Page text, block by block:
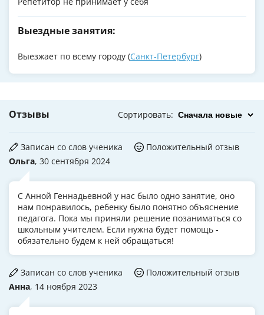
Выездные занятия:
Выезжает по всему городу (Санкт-Петербург)
Отзывы Сортировать:
Ольга, 30 сентября 2024
Записан со слов ученика Положительный отзыв
С Анной Геннадьевной у нас было одно занятие, оно
нам понравилось, ребенку было понятно объяснение
педагога. Пока мы приняли решение позаниматься со
школьным учителем. Если нужна будет помощь -
обязательно будем к ней обращаться!
Анна, 14 ноября 2023
Записан со слов ученика Положительный отзыв